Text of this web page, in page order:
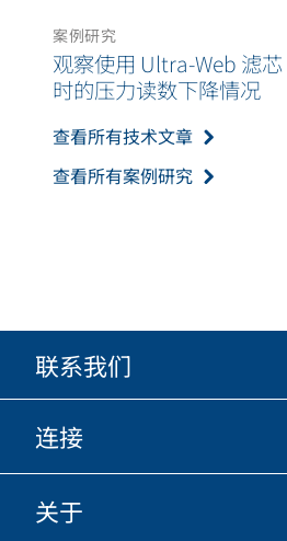
案例研究
观察使用 Ultra-Web 滤芯
时的压力读数下降情况
查看所有技术文章
查看所有案例研究
联系我们
连接
抖音
关于